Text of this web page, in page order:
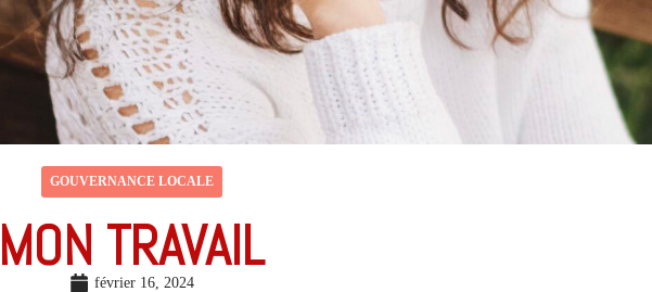
GOUVERNANCE LOCALE
MON TRAVAIL
février 16, 2024